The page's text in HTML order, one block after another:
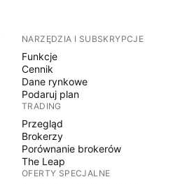
NARZĘDZIA I SUBSKRYPCJE
Funkcje
Cennik
Dane rynkowe
Podaruj plan
TRADING
Przegląd
Brokerzy
Porównanie brokerów
The Leap
OFERTY SPECJALNE